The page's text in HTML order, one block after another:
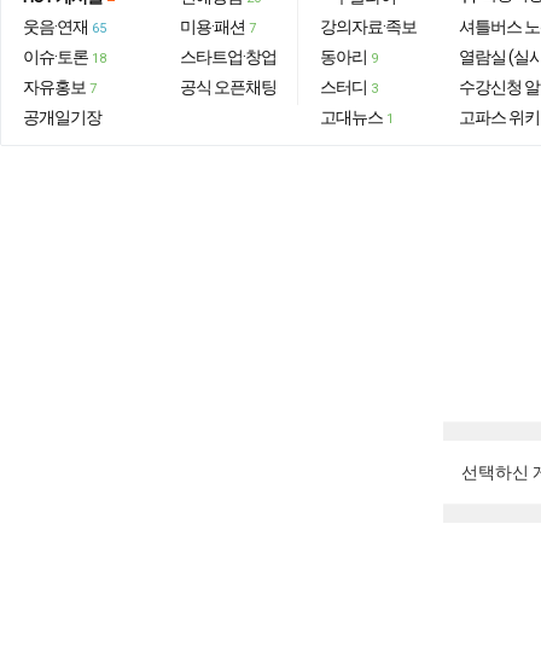
웃음·연재 65
이슈·토론 18
자유홍보 7
공개일기장
미용·패션 7
스타트업·창업
공식 오픈채팅
강의자료·족보
동아리 9
스터디 3
고대뉴스 1
셔틀버스
열람실 (실
수강신청
고파스 위키
선택하신